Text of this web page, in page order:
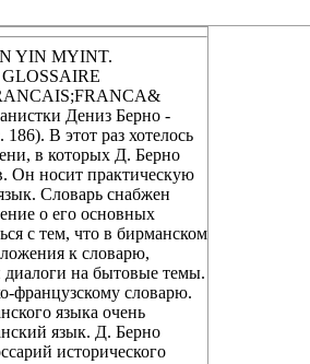
YIN MYINT.
Дениз Берно -
В этот раз хотелось
в которых Д. Берно
Он носит практическую
Словарь снабжен
о его основных
с тем, что в бирманском
к словарю,
на бытовые темы.
французскому словарю.
языка очень
язык. Д. Берно
исторического